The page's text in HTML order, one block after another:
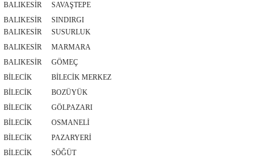
BALIKESİR
SAVAŞTEPE
BALIKESİR
SINDIRGI
BALIKESİR
SUSURLUK
BALIKESİR
MARMARA
BALIKESİR
GÖMEÇ
BİLECİK
BİLECİK MERKEZ
BİLECİK
BOZÜYÜK
BİLECİK
GÖLPAZARI
BİLECİK
OSMANELİ
BİLECİK
PAZARYERİ
BİLECİK
SÖĞÜT